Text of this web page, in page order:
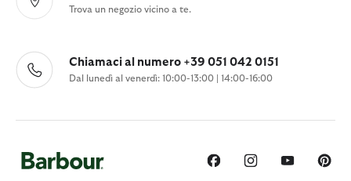
Trova un negozio vicino a te.
Chiamaci al numero +39 051 042 0151
Dal lunedì al venerdì: 10:00-13:00 | 14:00-16:00